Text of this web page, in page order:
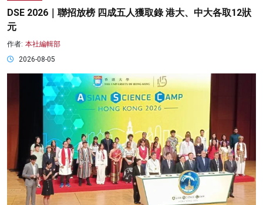
DSE 2026｜聯招放榜 四成五人獲取錄 港大、中大各取12狀
元
作者: 本社編輯部
2026-08-05